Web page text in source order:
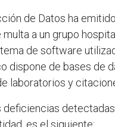
de Datos ha
a un grupo
de software
dispone de bases de
laboratorios y
es el siguiente: